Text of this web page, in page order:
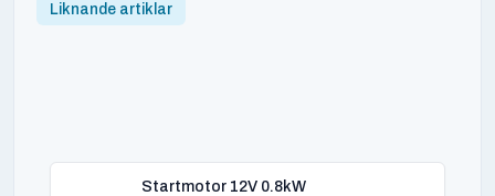
Liknande artiklar
Startmotor 12V 0.8kW